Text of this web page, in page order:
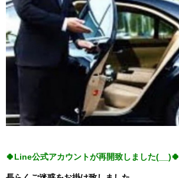
🍀Line公式アカウントが再開致しました(__)🍀